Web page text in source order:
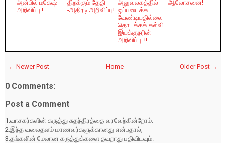
அன்பில் மகேஷ்
அறிவிப்பு.!
திறக்கும் தேதி
-அதிரடி அறிவிப்பு!
அலுவலகத்தில்
ஒப்படைக்க
வேண்டியதில்லை
தொடக்கக் கல்வி
இயக்குநரின்
அறிவிப்பு..!!
ஆலோசனை!
← Newer Post Older Post →
Home
0 Comments:
Post a Comment
1.வாசகர்களின் கருத்து சுதந்திரத்தை வரவேற்கின்றோம்.
2.இந்த வலைதளம் மாணவர்களுக்கானது என்பதால்,
3.தங்களின் மேலான கருத்துக்களை தவறாது பதிவிடவும்.